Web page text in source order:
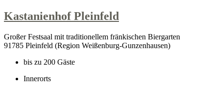
Kastanienhof Pleinfeld
Großer Festsaal mit traditionellem fränkischen Biergarten
91785 Pleinfeld (Region Weißenburg-Gunzenhausen)
bis zu 200 Gäste
Innerorts